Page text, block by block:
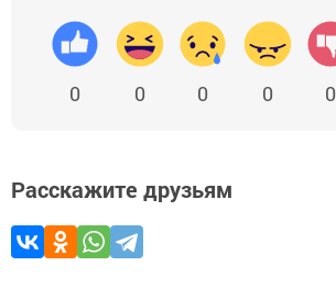
0 0 0 0 0
Расскажите друзьям